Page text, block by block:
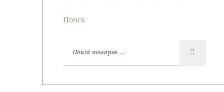
Поиск